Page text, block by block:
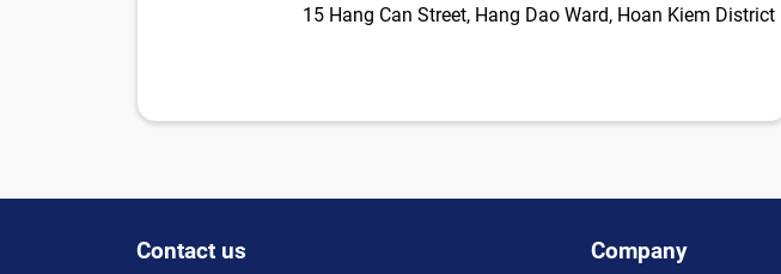
15 Hang Can Street, Hang Dao Ward, Hoan Kiem District
Contact us Company